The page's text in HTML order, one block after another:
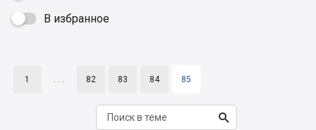
 В избранное
1 . . . 82 83 84 85
